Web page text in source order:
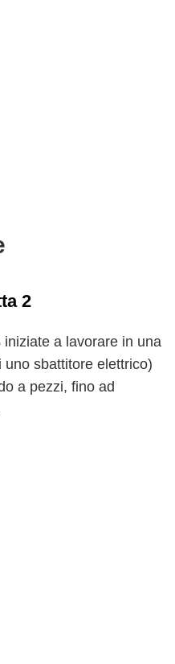
2
iniziate a lavorare in una
sbattitore elettrico)
a pezzi, fino ad